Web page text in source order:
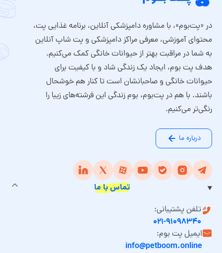
در «پت‌بوم»، با مشاوره دامپزشکی آنلاین، برنامه غذایی پت،
محتوای آموزشی، معرفی مراکز دامپزشکی و پت شاپ آنلاین
به شما در مراقبت بهتر از حیوانات خانگی کمک می‌کنیم.
هدف پت بوم، ایجاد یک زندگی شاد و با کیفیت برای
حیوانات خانگی و صاحبانشان است تا کنار هم خوشحال
باشند. با هم در پت‌بوم، بوم زندگی این فرشته‌های زیبا را
رنگی‌تر می‌کنیم.
درباره ما
تماس با ما
تلفن پشتیبانی:
۰۲۱-۹۱۰۹۸۳۴۰
ایمیل پت بوم:
info@petboom.online